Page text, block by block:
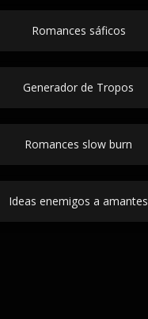
Romances sáficos
Generador de Tropos
Romances slow burn
Ideas enemigos a amantes